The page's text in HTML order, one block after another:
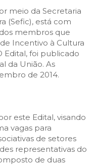
meio da Secretaria
(Sefic), está com
membros que
Incentivo à Cultura
Edital, foi publicado
da União. As
de 2014.
este Edital, visando
vagas para
de setores
representativas do
de duas